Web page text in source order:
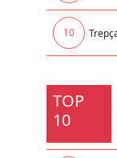
10
TOP
10